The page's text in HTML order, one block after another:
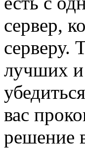
сервер,
серверу.
лучших и
вас
решение